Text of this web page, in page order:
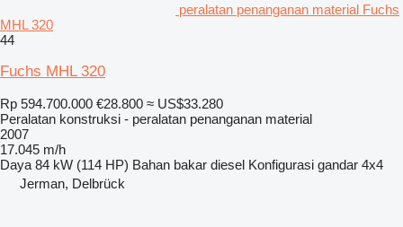
peralatan penanganan material Fuchs
MHL 320
44
Fuchs MHL 320
Rp 594.700.000 €28.800 ≈ US$33.280
Peralatan konstruksi - peralatan penanganan material
2007
17.045 m/h
Daya 84 kW (114 HP) Bahan bakar diesel Konfigurasi gandar 4x4
Jerman, Delbrück